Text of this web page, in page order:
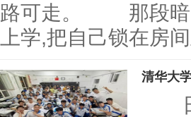
路可走。 那段暗
上学,把自己锁在房
清华大
日